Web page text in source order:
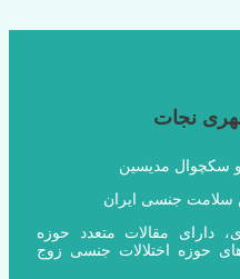
نجات
سکچوال مدیسین
جنسی ایران
مقالات متعدد حوزه
حوزه اختلالات جنسی زوج